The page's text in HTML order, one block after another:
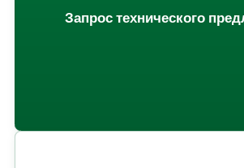
Запрос технического